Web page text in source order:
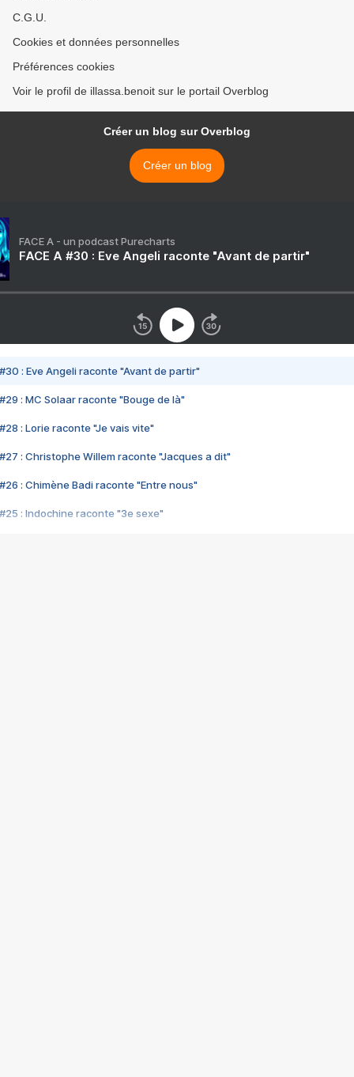
C.G.U.
Cookies et données personnelles
Préférences cookies
Voir le profil de illassa.benoit sur le portail Overblog
Créer un blog sur Overblog
Créer un blog
FACE A - un podcast Purecharts
FACE A #30 : Eve Angeli raconte "Avant de partir"
#30 : Eve Angeli raconte "Avant de partir"
#29 : MC Solaar raconte "Bouge de là"
#28 : Lorie raconte "Je vais vite"
#27 : Christophe Willem raconte "Jacques a dit"
#26 : Chimène Badi raconte "Entre nous"
#25 : Indochine raconte "3e sexe"